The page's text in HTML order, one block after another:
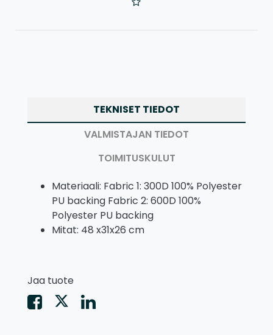
TEKNISET TIEDOT
VALMISTAJAN TIEDOT
TOIMITUSKULUT
Materiaali: Fabric 1: 300D 100% Polyester
PU backing Fabric 2: 600D 100%
Polyester PU backing
Mitat: 48 x31x26 cm
Jaa tuote